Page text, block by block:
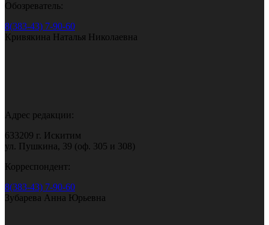
Обозреватель:
8(383-43) 7-90-60
Кривякина Наталья Николаевна
Адрес редакции:
633209 г. Искитим
ул. Пушкина, 39 (оф. 305 и 308)
Корреспондент:
8(383-43) 7-90-60
Зубарева Анна Юрьевна